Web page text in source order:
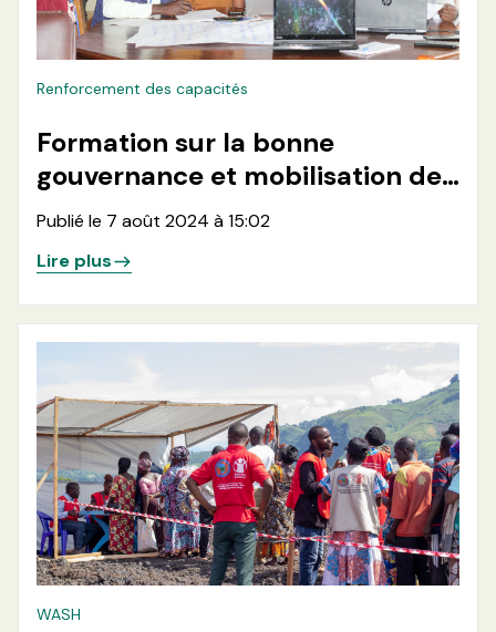
Renforcement des capacités
Formation sur la bonne
gouvernance et mobilisation des
ressources
Publié le 7 août 2024 à 15:02
Lire plus
WASH